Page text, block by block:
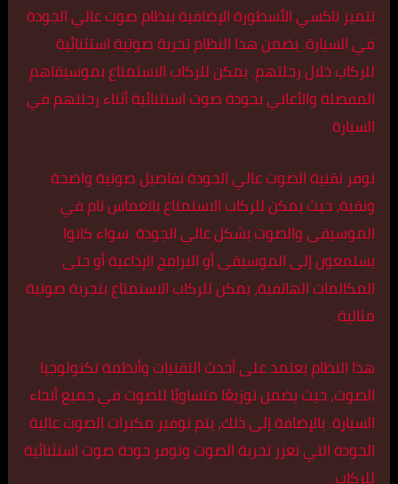
تتميز تاكسي الأسطورة الإضافية بنظام صوت عالي الجودة
في السيارة. يضمن هذا النظام تجربة صوتية استثنائية
للركاب خلال رحلتهم. يمكن للركاب الاستمتاع بموسيقاهم
المفضلة والأغاني بجودة صوت استثنائية أثناء رحلتهم في
السيارة.
توفر تقنية الصوت عالي الجودة تفاصيل صوتية واضحة
ونقية، حيث يمكن للركاب الاستمتاع بانغماس تام في
الموسيقى والصوت بشكل عالي الجودة. سواء كانوا
يستمعون إلى الموسيقى أو البرامج الإذاعية أو حتى
المكالمات الهاتفية، يمكن للركاب الاستمتاع بتجربة صوتية
مثالية.
هذا النظام يعتمد على أحدث التقنيات وأنظمة تكنولوجيا
الصوت، حيث يضمن توزيعًا متساويًا للصوت في جميع أنحاء
السيارة. بالإضافة إلى ذلك، يتم توفير مكبرات الصوت عالية
الجودة التي تعزز تجربة الصوت وتوفر جودة صوت استثنائية
للركاب.